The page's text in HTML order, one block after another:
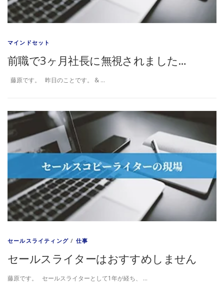
マインドセット
前職で3ヶ月社長に無視されました…
藤原です。 昨日のことです。 & …
セールスライティング / 仕事
セールスライターはおすすめしません
藤原です。 セールスライターとして1年が経ち、 …